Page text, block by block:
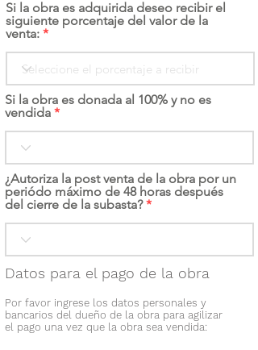
Si la obra es adquirida deseo recibir el
siguiente porcentaje del valor de la
venta:
Si la obra es donada al 100% y no es
vendida
¿Autoriza la post venta de la obra por un
periódo máximo de 48 horas después
del cierre de la subasta?
Datos para el pago de la obra
Por favor ingrese los datos personales y
bancarios del dueño de la obra para agilizar
el pago una vez que la obra sea vendida: